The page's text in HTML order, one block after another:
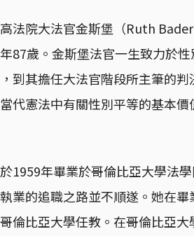
法院大法官金斯堡（Ruth
87歲。金斯堡法官一生致力於
到其擔任大法官階段所主筆的
代憲法中有關性別平等的基本
1959年畢業於哥倫比亞大學法
業的追職之路並不順遂。她在
倫比亞大學任教。在哥倫比亞